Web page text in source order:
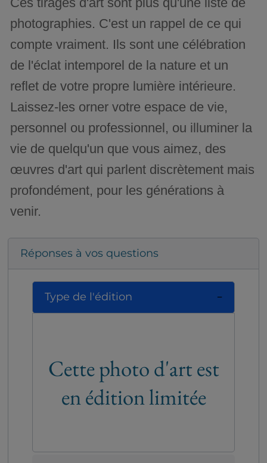
photographies. C'est un rappel de ce qui
compte vraiment. Ils sont une célébration
de l'éclat intemporel de la nature et un
reflet de votre propre lumière intérieure.
Laissez-les orner votre espace de vie,
personnel ou professionnel, ou illuminer la
vie de quelqu'un que vous aimez, des
œuvres d'art qui parlent discrètement mais
profondément, pour les générations à
venir.
Réponses à vos questions
Type de l'édition
Cette photo d'art est
en édition limitée